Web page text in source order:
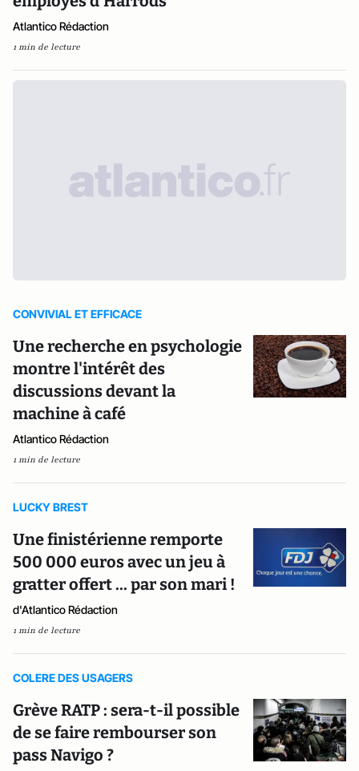
Atlantico Rédaction
1 min de lecture
CONVIVIAL ET EFFICACE
Une recherche en psychologie
montre l'intérêt des
discussions devant la
machine à café
Atlantico Rédaction
1 min de lecture
LUCKY BREST
Une finistérienne remporte
500 000 euros avec un jeu à
gratter offert ... par son mari !
d'Atlantico Rédaction
1 min de lecture
COLERE DES USAGERS
Grève RATP : sera-t-il possible
de se faire rembourser son
pass Navigo ?